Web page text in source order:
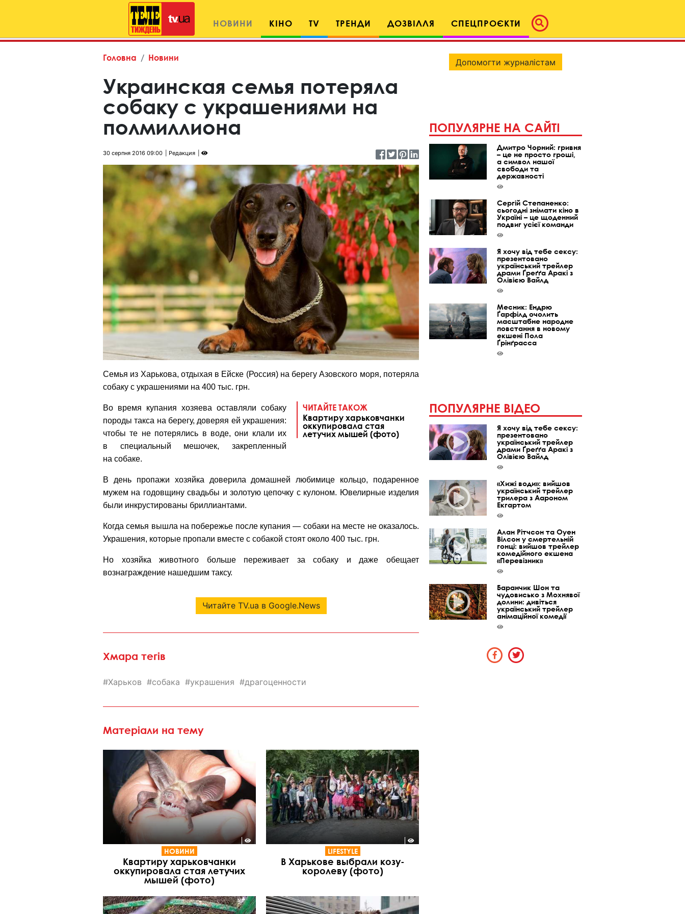
НОВИНИ КІНО TV ТРЕНДИ ДОЗВІЛЛЯ СПЕЦПРОЄКТИ
Головна Новини
Украинская семья потеряла
собаку с украшениями на
полмиллиона
30 серпня 2016 09:00 Редакция
Семья из Харькова, отдыхая в Ейске (Россия) на берегу Азовского моря, потеряла
собаку с украшениями на 400 тыс. грн.
ЧИТАЙТЕ ТАКОЖ
Квартиру харьковчанки
оккупировала стая
летучих мышей (фото)
Во время купания хозяева оставляли собаку
породы такса на берегу, доверяя ей украшения:
чтобы те не потерялись в воде, они клали их
в специальный мешочек, закрепленный
на собаке.
В день пропажи хозяйка доверила домашней любимице кольцо, подаренное
мужем на годовщину свадьбы и золотую цепочку с кулоном. Ювелирные изделия
были инкрустированы бриллиантами.
Когда семья вышла на побережье после купания — собаки на месте не оказалось.
Украшения, которые пропали вместе с собакой стоят около 400 тыс. грн.
Но хозяйка животного больше переживает за собаку и даже обещает
вознаграждение нашедшим таксу.
Читайте TV.ua в Google.News
Хмара тегів
Харьков собака украшения драгоценности
Матеріали на тему
НОВИНИ
Квартиру харьковчанки
оккупировала стая летучих
мышей (фото)
LIFESTYLE
В Харькове выбрали козу-
королеву (фото)
Допомогти журналістам
ПОПУЛЯРНЕ НА САЙТІ
Дмитро Чорний: гривня
– це не просто гроші,
а символ нашої
свободи та
державності
Сергій Степаненко:
сьогодні знімати кіно в
Україні – це щоденний
подвиг усієї команди
Я хочу від тебе сексу:
презентовано
український трейлер
драми Ґреґґа Аракі з
Олівією Вайлд
Месник: Ендрю
Ґарфілд очолить
масштабне народне
повстання в новому
екшені Пола
Ґрінґрасса
ПОПУЛЯРНЕ ВІДЕО
Я хочу від тебе сексу:
презентовано
український трейлер
драми Ґреґґа Аракі з
Олівією Вайлд
«Хижі води»: вийшов
український трейлер
трилера з Аароном
Екгартом
Алан Рітчсон та Оуен
Вілсон у смертельній
гонці: вийшов трейлер
комедійного екшена
«Перевізник»
Баранчик Шон та
чудовисько з Мохнявої
долини: дивіться
український трейлер
анімаційної комедії